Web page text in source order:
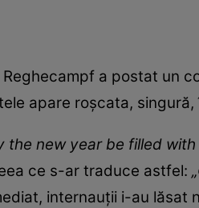
a postat un
apare roșcata,
the new year be filled
ce s-ar traduce astfel:
internauții i-au lăsat